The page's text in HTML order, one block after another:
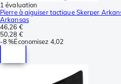
1 évaluation
Pierre à aiguiser tactique Skerper
Arkansas
46,26 €
50,28 €
-8 %Économisez 4,02